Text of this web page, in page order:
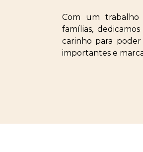
Com um trabalho
famílias,
carinho para
importantes e